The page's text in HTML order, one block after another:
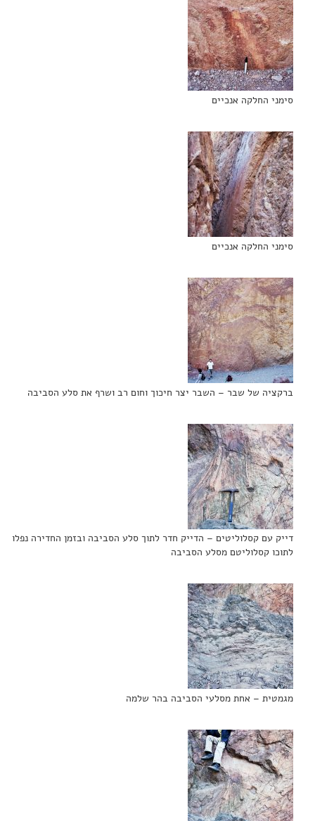
סימני החלקה אנכיים
סימני החלקה אנכיים
ברקציה של שבר – השבר יצר חיכוך וחום רב ושרף את סלע הסביבה
דייק עם קסלוליטים – הדייק חדר לתוך סלע הסביבה ובזמן החדירה נפלו
לתוכו קסלוליטם מסלע הסביבה
מגמטית – אחת מסלעי הסביבה בהר שלמה